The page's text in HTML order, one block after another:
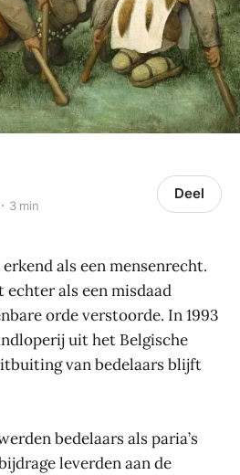
3 min
Deel
als een mensenrecht.
echter als een misdaad
orde verstoorde. In 1993
uit het Belgische
van bedelaars blijft
bedelaars als paria’s
leverden aan de